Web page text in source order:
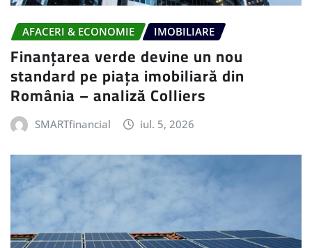
AFACERI & ECONOMIE IMOBILIARE
Finanțarea verde devine un nou
standard pe piața imobiliară din
România – analiză Colliers
SMARTfinancial iul. 5, 2026